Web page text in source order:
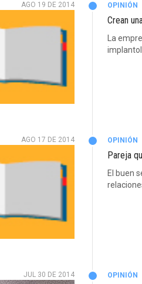
AGO 19 DE 2014 OPINIÓN
Crean
La
AGO 17 DE 2014 OPINIÓN
Pareja
El buen
JUL 30 DE 2014 OPINIÓN